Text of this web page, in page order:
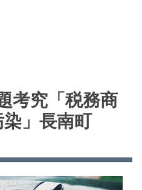
考究「税務商
」長南町